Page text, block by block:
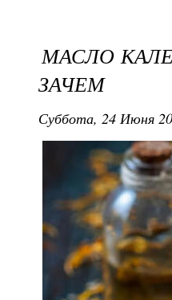
МАСЛО
ЗАЧЕМ
Суббота, 24 Июня